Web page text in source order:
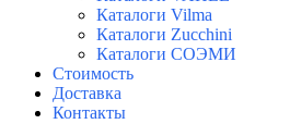
Каталоги Vilma
Каталоги Zucchini
Каталоги СОЭМИ
Стоимость
Доставка
Контакты